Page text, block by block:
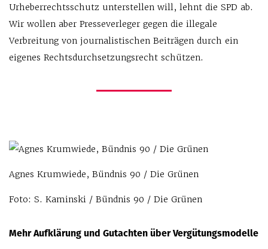
Urheberrechtsschutz unterstellen will, lehnt die SPD ab.
Wir wollen aber Presseverleger gegen die illegale
Verbreitung von journalistischen Beiträgen durch ein
eigenes Rechtsdurchsetzungsrecht schützen.
Agnes Krumwiede, Bündnis 90 / Die Grünen
Foto: S. Kaminski / Bündnis 90 / Die Grünen
Mehr Aufklärung und Gutachten über Vergütungsmodelle